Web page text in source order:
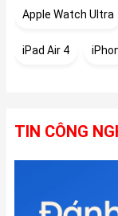
Apple Watch Ultra
iPad Air 4
TIN CÔNG